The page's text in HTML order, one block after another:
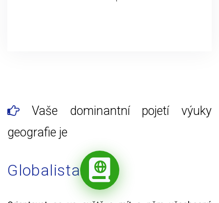
Vaše dominantní pojetí výuky
geografie je
Globalista